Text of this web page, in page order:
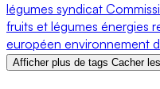
légumes syndicat
fruits et légumes énergies
européen environnement
Afficher plus de tags Cacher